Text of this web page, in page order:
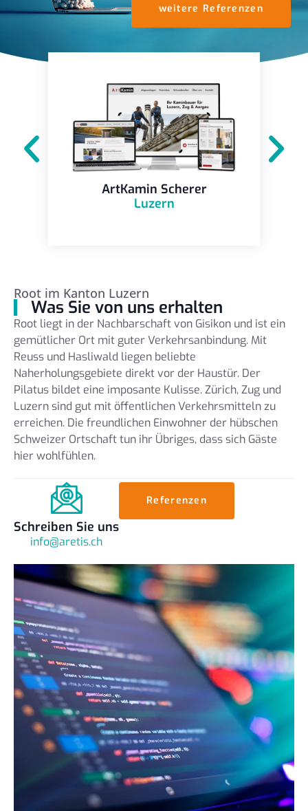
weitere Referenzen
ArtKamin Scherer
Luzern
Root im Kanton Luzern
Was Sie von uns erhalten
Root liegt in der Nachbarschaft von Gisikon und ist ein
gemütlicher Ort mit guter Verkehrsanbindung. Mit
Reuss und Hasliwald liegen beliebte
Naherholungsgebiete direkt vor der Haustür. Der
Pilatus bildet eine imposante Kulisse. Zürich, Zug und
Luzern sind gut mit öffentlichen Verkehrsmitteln zu
erreichen. Die freundlichen Einwohner der hübschen
Schweizer Ortschaft tun ihr Übriges, dass sich Gäste
hier wohlfühlen.
Schreiben Sie uns
info@aretis.ch
Referenzen